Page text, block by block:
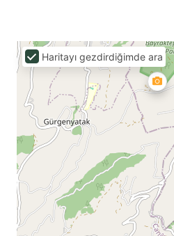
Haritayı gezdirdiğimde ara